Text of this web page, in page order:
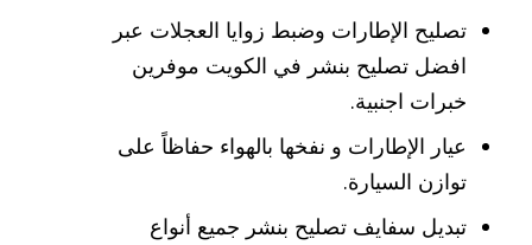
تصليح الإطارات وضبط زوايا العجلات عبر
افضل تصليح بنشر في الكويت موفرين
خبرات اجنبية.
عيار الإطارات و نفخها بالهواء حفاظاً على
توازن السيارة.
تبديل سفايف تصليح بنشر جميع أنواع